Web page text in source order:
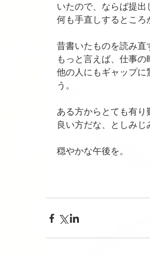
いたので、ならば提出
何も手直しするところ
昔書いたものを読み直
もっと言えば、仕事の
他の人にもギャップに
う。
ある方からとても有り
良い方だな、としみじ
穏やかな午後を。